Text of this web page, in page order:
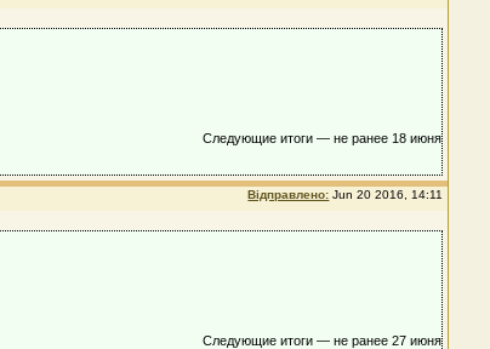
Следующие итоги — не ранее 18 июня
Відправлено: Jun 20 2016, 14:11
Следующие итоги — не ранее 27 июня